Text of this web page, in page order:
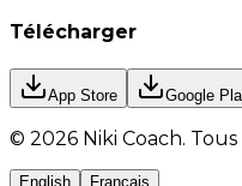
Télécharger
App Store Google
© 2026 Niki Coach.
English Français